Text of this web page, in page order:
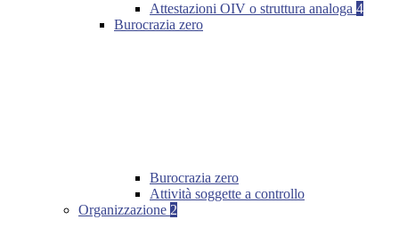
Attestazioni OIV o struttura analoga 4
Burocrazia zero
Burocrazia zero
Attività soggette a controllo
Organizzazione 2